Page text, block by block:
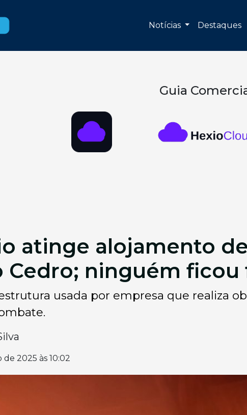
Notícias Destaques
Guia
atinge alojamento
Cedro; ninguém
usada por empresa que realiza
de 2025 às 10:02